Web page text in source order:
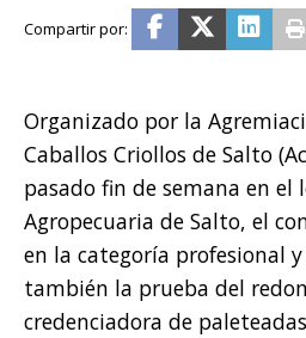
Organizado por la
Caballos Criollos de Salto
pasado fin de semana en el
Agropecuaria de Salto, el
en la categoría profesional
también la prueba del
credenciadora de